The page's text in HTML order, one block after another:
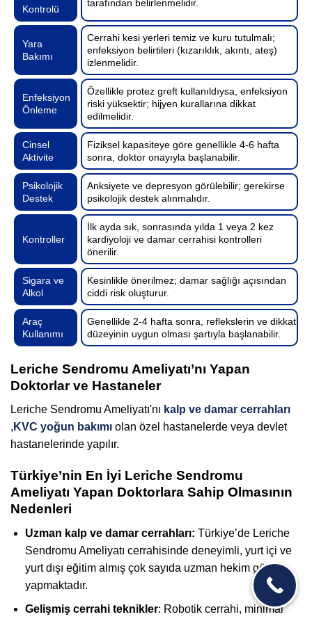
Kontrolü
tarafından belirlenmelidir.
Yara
Bakımı
Cerrahi kesi yerleri temiz ve kuru tutulmalı;
enfeksiyon belirtileri (kızarıklık, akıntı, ateş)
izlenmelidir.
Enfeksiyon
Önleme
Özellikle protez greft kullanıldıysa, enfeksiyon
riski yüksektir; hijyen kurallarına dikkat
edilmelidir.
Cinsel
Aktivite
Fiziksel kapasiteye göre genellikle 4-6 hafta
sonra, doktor onayıyla başlanabilir.
Psikolojik
Destek
Anksiyete ve depresyon görülebilir; gerekirse
psikolojik destek alınmalıdır.
Kontroller
İlk ayda sık, sonrasında yılda 1 veya 2 kez
kardiyoloji ve damar cerrahisi kontrolleri
önerilir.
Sigara ve
Alkol
Kesinlikle önerilmez; damar sağlığı açısından
ciddi risk oluşturur.
Araç
Kullanımı
Genellikle 2-4 hafta sonra, reflekslerin ve dikkat
düzeyinin uygun olması şartıyla başlanabilir.
Leriche Sendromu Ameliyatı’nı Yapan
Doktorlar ve Hastaneler
Leriche Sendromu Ameliyatı'nı kalp ve damar cerrahları
, KVC yoğun bakımı olan özel hastanelerde veya devlet
hastanelerinde yapılır.
Türkiye’nin En İyi Leriche Sendromu
Ameliyatı Yapan Doktorlara Sahip Olmasının
Nedenleri
Uzman kalp ve damar cerrahları: Türkiye’de Leriche
Sendromu Ameliyatı cerrahisinde deneyimli, yurt içi ve
yurt dışı eğitim almış çok sayıda uzman hekim görev
yapmaktadır.
Gelişmiş cerrahi teknikler: Robotik cerrahi, minimal